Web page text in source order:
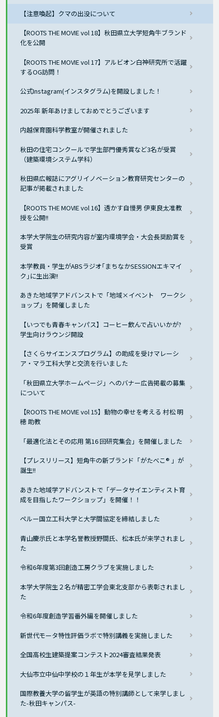
【注意喚起】クマの出没について
【ROOTS THE MOVIE vol 18】秋田県立大学短角牛ブランド
化を公開
【ROOTS THE MOVIE vol 17】アルビオン白神研究所で活躍
するOG訪問！
公式Instagram(インスタグラム)を開設しました！
2025年 新年あけましておめでとうございます
内越保育園科学教室が開催されました
秋田の住宅コンクールで学生部門優秀賞など3名が受賞
（建築環境システム学科）
秋田県広報誌にアグリイノベーション教育研究センターの
記事が掲載されました
【ROOTS THE MOVIE vol 16】透かす自慢男 伊東良太准教
授を公開!!
本学大学院生の研究内容が室内環境学会・大会長奨励賞を
受賞
本学教員・学生がABSラジオ｢まちなかSESSIONエキマイ
ク｣に生出演!!
あきた地域学アドバンストで「地域×イベント ワークシ
ョップ」を開催しました
【いつでも青春キャンパス】コーヒー飲んで占いいかが?
学生向けラウンジ開設
【さくらサイエンスプログラム】の助成を受けマレーシ
ア・マラ工科大学と交流を行いました
「秋田県立大学ホームページ」へのバナー広告掲載の募集
について
【ROOTS THE MOVIE vol 15】動物の幸せを考える 村松 明
穂 助教
「最適化法とその応用 第16 回研究集会」を開催しました
【プレスリリース】短角牛の新ブランド「がたべこ® 」が
誕生!!
あきた地域学アドバンストで「データサイエンティスト育
成を目指したワークショップ」を開催！！
ペルー国立工科大学と大学間協定を締結しました
青山慶示氏と本学名誉教授野間氏、松本氏が来学されまし
た
令和6年度第3回創造工房クラブを実施しました
本学大学院生２名が精密工学会東北支部から表彰されまし
た
令和6年度創造学習番外編を開催しました
新世代モータ特性評価ラボで特別講義を実施しました
全国高校生建築提案コンテスト2024審査結果発表
大仙市立中仙中学校の１年生が本学を見学しました
国際教養大学の留学生が英語の特別講師として来学しまし
た-秋田キャンパス-